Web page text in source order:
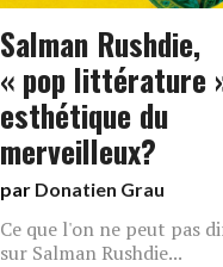
Salman Rushdie,
« pop littérature
esthétique du
merveilleux?
par Donatien Grau
Ce que l'on ne peut pas
sur Salman Rushdie...